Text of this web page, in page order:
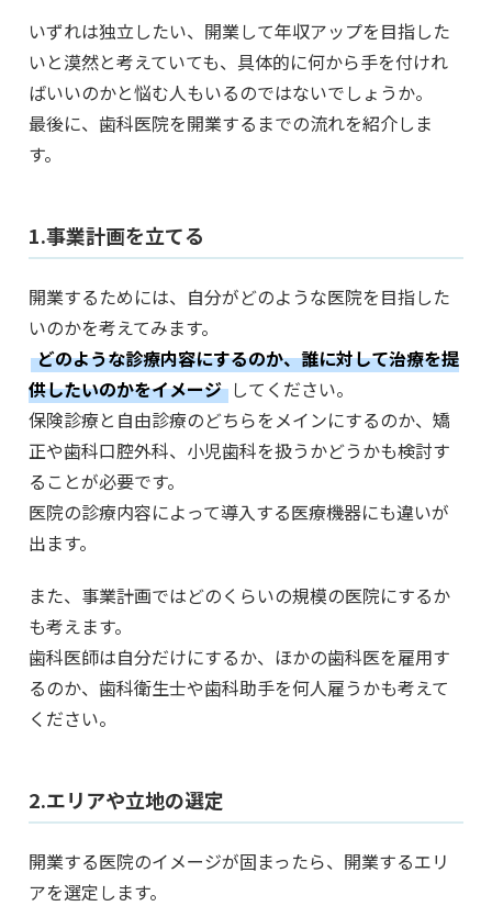
いずれは独立したい、開業して年収アップを目指した
いと漠然と考えていても、具体的に何から手を付けれ
ばいいのかと悩む人もいるのではないでしょうか。
最後に、歯科医院を開業するまでの流れを紹介しま
す。
1.事業計画を立てる
開業するためには、自分がどのような医院を目指した
いのかを考えてみます。
どのような診療内容にするのか、誰に対して治療を提
供したいのかをイメージ してください。
保険診療と自由診療のどちらをメインにするのか、矯
正や歯科口腔外科、小児歯科を扱うかどうかも検討す
ることが必要です。
医院の診療内容によって導入する医療機器にも違いが
出ます。
また、事業計画ではどのくらいの規模の医院にするか
も考えます。
歯科医師は自分だけにするか、ほかの歯科医を雇用す
るのか、歯科衛生士や歯科助手を何人雇うかも考えて
ください。
2.エリアや立地の選定
開業する医院のイメージが固まったら、開業するエリ
アを選定します。